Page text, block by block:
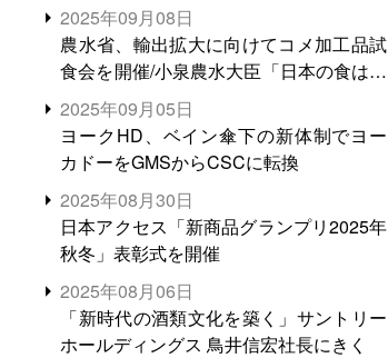
2025年09月08日
農水省、輸出拡大に向けてコメ加工品試
食会を開催/小泉農水大臣「日本の食は世
界でトップをとれる。米増産に向けて、
米輸出需要の拡大を」
2025年09月05日
ヨークHD、ベイン傘下の新体制でヨー
カドーをGMSからCSCに転換
2025年08月30日
日本アクセス「新商品グランプリ2025年
秋冬」表彰式を開催
2025年08月06日
「新時代の酒類文化を築く」サントリー
ホールディングス 鳥井信宏社長にきく